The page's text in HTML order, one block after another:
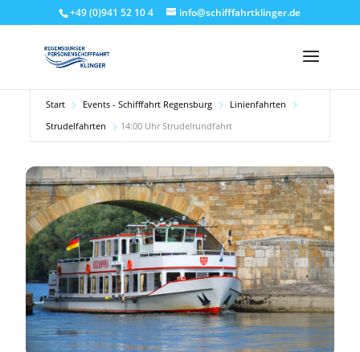
+49 (0)941 52 10 4 info@schifffahrtklinger.de
Start Events - Schifffahrt Regensburg
Linienfahrten
Strudelfahrten
14:00 Uhr Strudelrundfahrt